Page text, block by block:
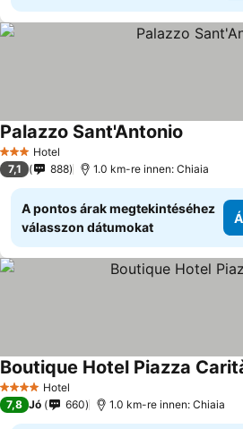
3 Kategória
Hotel
Palazzo Sant'Antonio
7,1 888 1.0 km-re innen: Chiaia
A pontos árak megtekintéséhez
válasszon dátumokat
4 KategóriaHotel
Boutique Hotel Piazza
7,8 Jó 660 1.0 km-re innen: Chiaia